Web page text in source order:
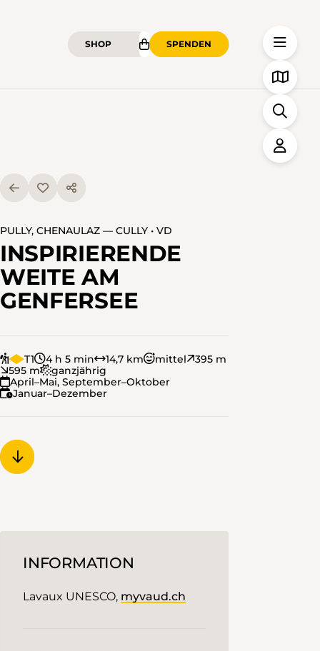
SHOP SPENDEN
PULLY, CHENAULAZ — CULLY • VD
INSPIRIERENDE
WEITE AM
GENFERSEE
T1 4 h 5 min 14,7 km mittel
395 m
595 m
ganzjährig
April–Mai, September–Oktober
Januar–Dezember
INFORMATION
Lavaux UNESCO, myvaud.ch